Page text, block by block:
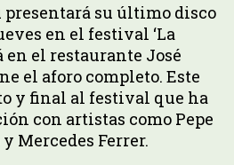
su último disco
en el festival ‘La
en el restaurante José
el aforo completo. Este
y final al festival que ha
con artistas como Pepe
Mercedes Ferrer.